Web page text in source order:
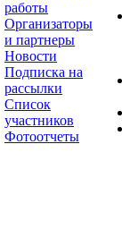
работы
Организаторы
и партнеры
Новости
Подписка на
рассылки
Список
участников
Фотоотчеты